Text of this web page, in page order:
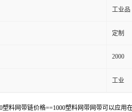
工业品
定制
2000
工业
塑料网带链价格==1000塑料网带网带可以应